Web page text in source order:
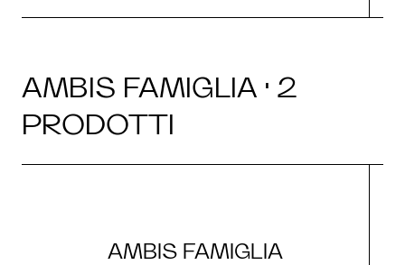
AMBIS FAMIGLIA · 2
PRODOTTI
AMBIS FAMIGLIA